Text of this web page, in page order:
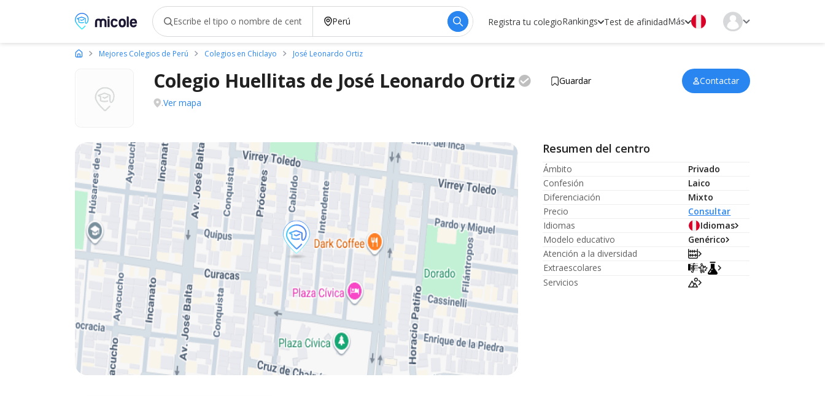
Micole, buscador de colegios Registra tu colegioRankings Test de afinidadMás
Mejores Colegios de Perú Colegios en Chiclayo José Leonardo Ortiz
Colegio Huellitas de José Leonardo Ortiz Guardar
Contactar
.Ver mapa
Resumen del centro
Ámbito
Privado
Confesión
Laico
Diferenciación
Mixto
Precio
Consultar
Idiomas
Idiomas
Modelo educativo
Genérico
Atención a la diversidad
Extraescolares
Servicios